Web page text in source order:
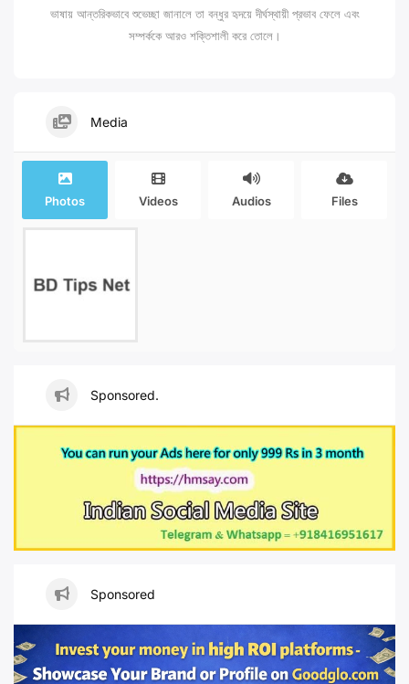
ভাষায় আন্তরিকভাবে শুভেচ্ছা জানালে তা বন্ধুর হৃদয়ে দীর্ঘস্থায়ী প্রভাব ফেলে এবং
সম্পর্ককে আরও শক্তিশালী করে তোলে।
Media
Photos Videos Audios Files
Sponsored.
Sponsored